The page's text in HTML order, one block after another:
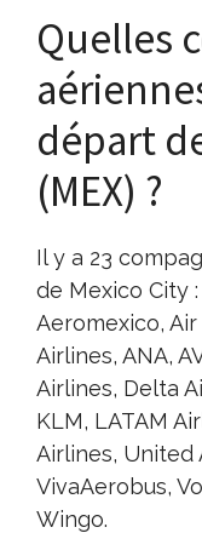
Quelles
départ
(MEX) ?
Il y a 23
de Mexico City
Aeromexico,
Airlines, ANA,
Airlines, Delta
KLM, LATAM
Airlines, United
VivaAerobus,
Wingo.